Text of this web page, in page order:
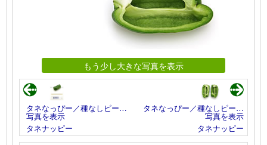
もう少し大きな写真を表示
タネなっぴー／種なしピー…
写真を表示
タネナッピー
タネなっぴー／種なしピー…
写真を表示
タネナッピー